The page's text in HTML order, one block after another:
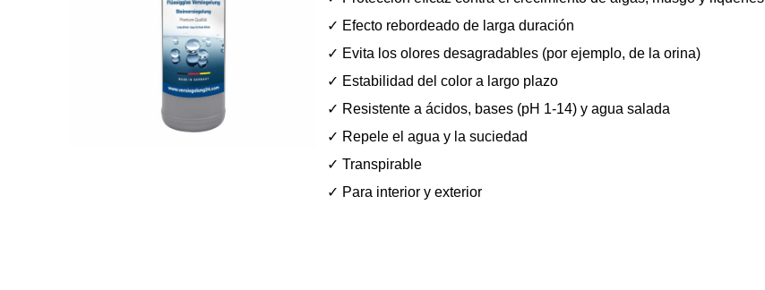
✓ Efecto rebordeado de larga duración
✓ Evita los olores desagradables (por ejemplo, de la orina)
✓ Estabilidad del color a largo plazo
✓ Resistente a ácidos, bases (pH 1-14) y agua salada
✓ Repele el agua y la suciedad
✓ Transpirable
✓ Para interior y exterior